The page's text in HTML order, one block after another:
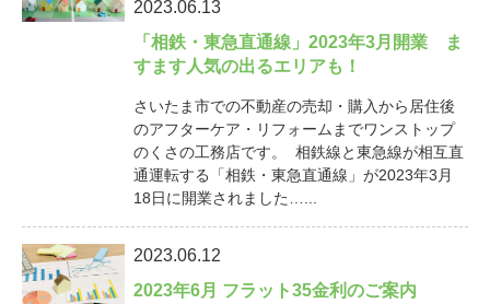
2023.06.13
「相鉄・東急直通線」2023年3月開業 ま
すます人気の出るエリアも！
さいたま市での不動産の売却・購入から居住後
のアフターケア・リフォームまでワンストップ
のくさの工務店です。 相鉄線と東急線が相互直
通運転する「相鉄・東急直通線」が2023年3月
18日に開業されました…...
2023.06.12
2023年6月 フラット35金利のご案内